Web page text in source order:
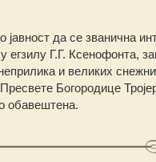
јавност да се званична
у егзилу Г.Г. Ксенофонта,
и великих
Богородице
обавештена.